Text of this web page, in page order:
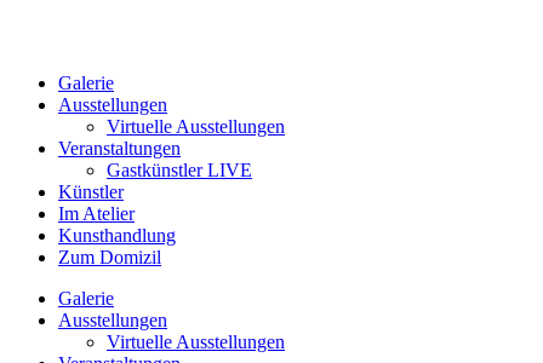
Galerie
Ausstellungen
Virtuelle Ausstellungen
Veranstaltungen
Gastkünstler LIVE
Künstler
Im Atelier
Kunsthandlung
Zum Domizil
Galerie
Ausstellungen
Virtuelle Ausstellungen